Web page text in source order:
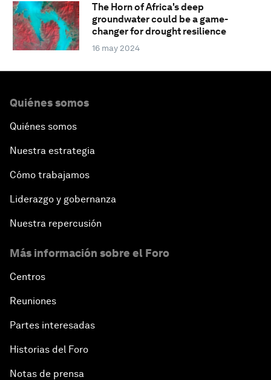
The Horn of Africa's deep
groundwater could be a game-
changer for drought resilience
16 may 2024
Quiénes somos
Quiénes somos
Nuestra estrategia
Cómo trabajamos
Liderazgo y gobernanza
Nuestra repercusión
Más información sobre el Foro
Centros
Reuniones
Partes interesadas
Historias del Foro
Notas de prensa